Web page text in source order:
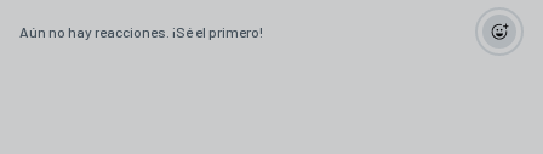
Aún no hay reacciones. ¡Sé el primero!